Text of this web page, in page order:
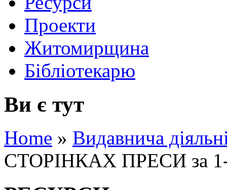
Проекти
Житомирщина
Бібліотекарю
Ви є тут
Home » Видавнича
СТОРІНКАХ ПРЕСИ за 1-